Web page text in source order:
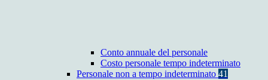
Conto annuale del personale
Costo personale tempo indeterminato
Personale non a tempo indeterminato 41